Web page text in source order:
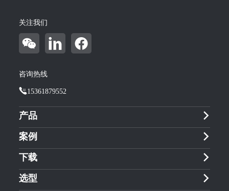
关注我们
咨询热线
15361879552
产品
案例
下载
选型